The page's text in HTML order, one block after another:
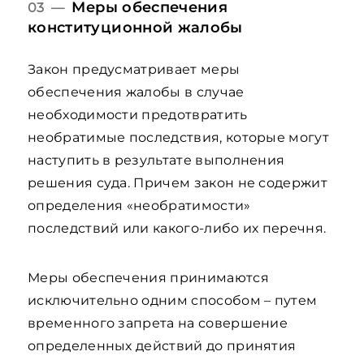
03 — Меры обеспечения
конституционной жалобы
Закон предусматривает меры
обеспечения жалобы в случае
необходимости предотвратить
необратимые последствия, которые могут
наступить в результате выполнения
решения суда. Причем закон не содержит
определения «необратимости»
последствий или какого-либо их перечня.
Меры обеспечения принимаются
исключительно одним способом – путем
временного запрета на совершение
определенных действий до принятия